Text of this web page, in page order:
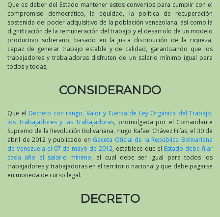
Que es deber del Estado mantener estos convenios para cumplir con el
compromiso democrático, la equidad, la política de recuperación
sostenida del poder adquisitivo de la población venezolana, así como la
dignificación de la remuneración del trabajo y el desarrolo de un modelo
productivo soberano, basado en la justa distribución de la riqueza,
capaz de generar trabajo estable y de calidad, garantizando que los
trabajadores y trabajadoras disfruten de un salario mínimo igual para
todos y todas,
CONSIDERANDO
Que el Decreto con rango, Valor y Fuerza de Ley Orgánica del Trabajo,
los Trabajadores y las Trabajadoras, promulgada por el Comandante
Supremo de la Revolución Bolivariana, Hugo Rafael Chávez Frías, el 30 de
abril de 2012 y publicado en Gaceta Oficial de la República Bolivariana
de Venezuela el 07 de mayo de 2012, establece que el Estado debe fijar
cada año el salario mínimo, el cual debe ser igual para todos los
trabajadores y trabajadoras en el territorio nacional y que debe pagarse
en moneda de curso legal.
DECRETO